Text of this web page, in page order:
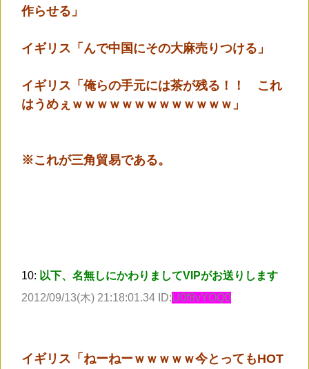
作らせる」
イギリス「んで中国にその大麻売りつける」
イギリス「俺らの手元には茶が残る！！ これ
はうめぇｗｗｗｗｗｗｗｗｗｗｗｗｗ」
※これが三角貿易である。
10: 以下、名無しにかわりましてVIPがお送りします
2012/09/13(木) 21:18:01.34 ID:U0f8vYOQ0
イギリス「ねーねーｗｗｗｗｗ今とってもHOT